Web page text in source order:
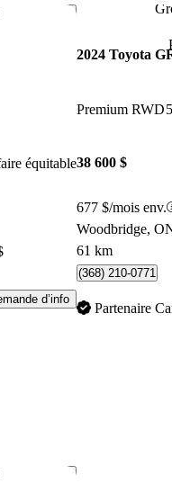
Enregistrer cette
équitable
d’info
2024 Toyota
Premium RWD
38 600 $
677 $/mois env.
Woodbridge,
61 km
(368) 210-0771
Partenaire
Enregistrer cette